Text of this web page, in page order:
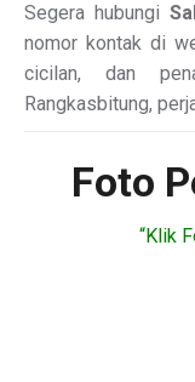
Segera hubungi
nomor kontak di
cicilan, dan
Rangkasbitung,
Foto
“Klik